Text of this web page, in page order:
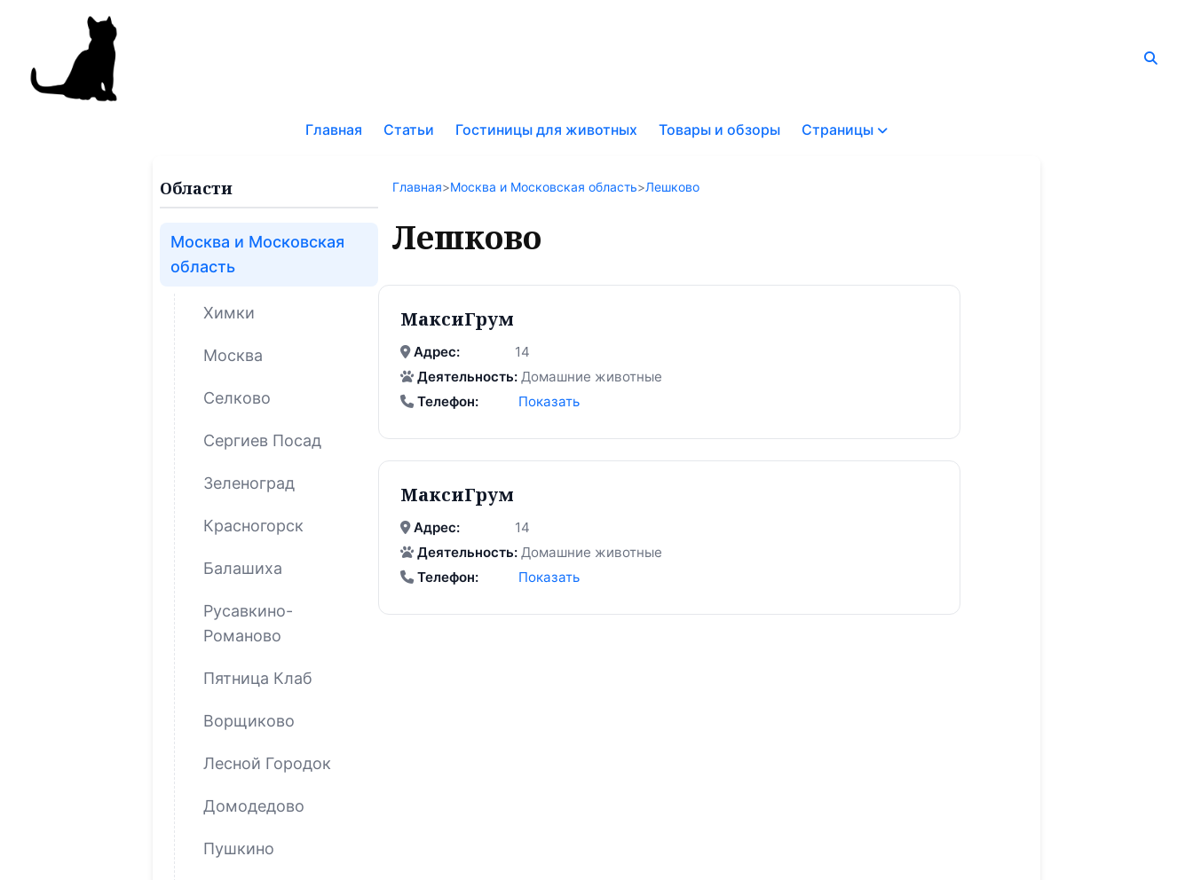
Главная Статьи Гостиницы для животных Товары и обзоры Страницы
по
Области
Москва и Московская
область
Химки
Москва
Селково
Сергиев Посад
Зеленоград
Красногорск
Балашиха
Русавкино-
Романово
Пятница Клаб
Ворщиково
Лесной Городок
Домодедово
Пушкино
Главная>Москва и Московская область>Лешково
Лешково
МаксиГрум
Адрес:
14
Деятельность: Домашние животные
Телефон:
Показать
МаксиГрум
Адрес:
14
Деятельность: Домашние животные
Телефон:
Показать